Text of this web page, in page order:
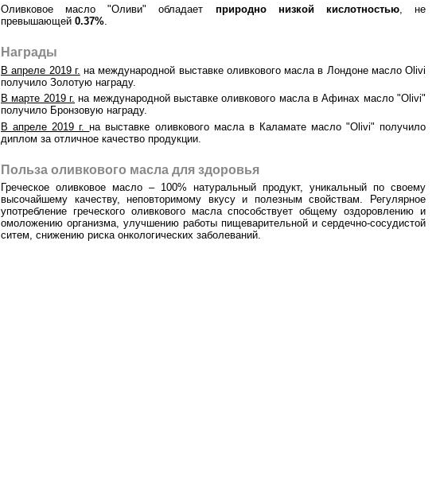
Оливковое масло "Оливи" обладает природно низкой кислотностью, не
превышающей 0.37%.
Награды
В апреле 2019 г. на международной выставке оливкового масла в Лондоне масло Olivi
получило Золотую награду.
В марте 2019 г. на международной выставке оливкового масла в Афинах масло "Olivi"
получило Бронзовую награду.
В апреле 2019 г.на выставке оливкового масла в Каламате масло "Olivi" получило
диплом за отличное качество продукции.
Польза оливкового масла для здоровья
Греческое оливковое масло – 100% натуральный продукт, уникальный по своему
высочайшему качеству, неповторимому вкусу и полезным свойствам. Регулярное
употребление греческого оливкового масла способствует общему оздоровлению и
омоложению организма, улучшению работы пищеварительной и сердечно-сосудистой
ситем, снижению риска онкологических заболеваний.